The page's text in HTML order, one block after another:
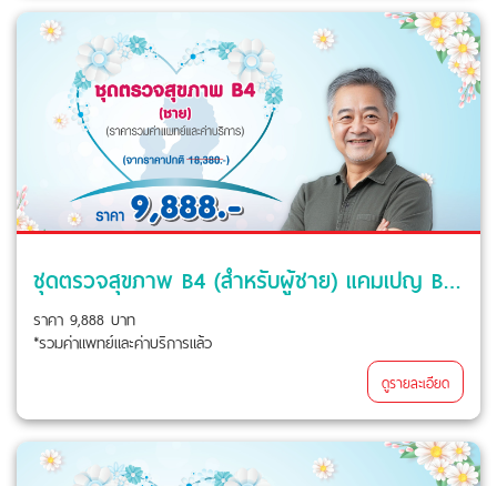
ชุดตรวจสุขภาพ B4 (สำหรับผู้ชาย) แคมเปญ Beyond Love For Mom
ราคา 9,888 บาท
*รวมค่าแพทย์และค่าบริการแล้ว
ดูรายละเอียด